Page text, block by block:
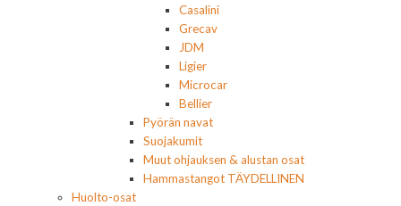
Casalini
Grecav
JDM
Ligier
Microcar
Bellier
Pyörän navat
Suojakumit
Muut ohjauksen & alustan osat
Hammastangot TÄYDELLINEN
Huolto-osat